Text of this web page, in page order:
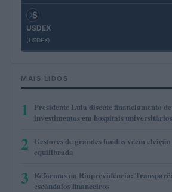
USDEX
(USDEX)
MAIS LIDOS
1
Presidente Lula discute financiamento de
investimentos em hospitais universitários
2 Gestores de grandes fundos veem
equilibrada
3 Reformas no Rioprevidência:
escândalos financeiros